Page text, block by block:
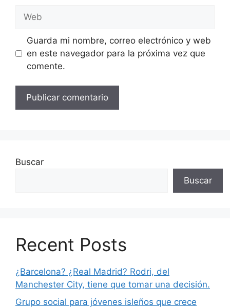
Guarda mi nombre, correo electrónico y web
en este navegador para la próxima vez que
comente.
Buscar
Buscar
Recent Posts
¿Barcelona? ¿Real Madrid? Rodri, del
Manchester City, tiene que tomar una decisión.
Grupo social para jóvenes isleños que crece